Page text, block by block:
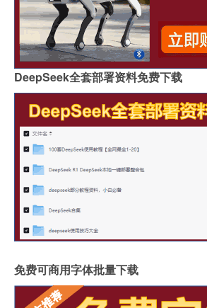
DeepSeek全套部署资料免费下载
免费可商用字体批量下载